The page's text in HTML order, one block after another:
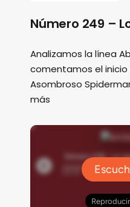
Número 249 –
Analizamos la línea
comentamos el
Asombroso
más